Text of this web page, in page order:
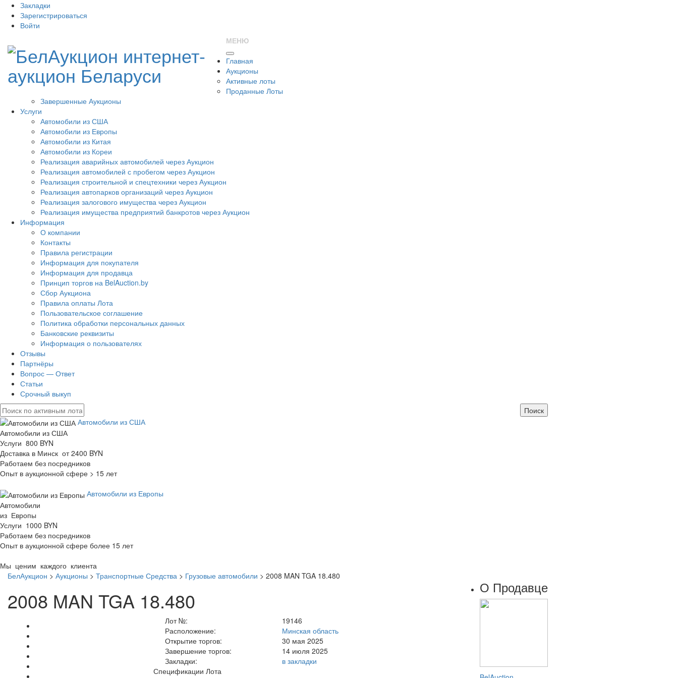
Закладки
Зарегистрироваться
Войти
МЕНЮ
Главная
Аукционы
Активные лоты
Проданные Лоты
Завершенные Аукционы
Услуги
Автомобили из США
Автомобили из Европы
Автомобили из Китая
Автомобили из Кореи
Реализация аварийных автомобилей через Аукцион
Реализация автомобилей с пробегом через Аукцион
Реализация строительной и спецтехники через Аукцион
Реализация автопарков организаций через Аукцион
Реализация залогового имущества через Аукцион
Реализация имущества предприятий банкротов через Аукцион
Информация
О компании
Контакты
Правила регистрации
Информация для покупателя
Информация для продавца
Принцип торгов на BelAuction.by
Сбор Аукциона
Правила оплаты Лота
Пользовательское соглашение
Политика обработки персональных данных
Банковские реквизиты
Информация о пользователях
Отзывы
Партнёры
Вопрос — Ответ
Статьи
Срочный выкуп
Автомобили из США
Автомобили из США
Услуги 800 BYN
Доставка в Минск от 2400 BYN
Работаем без посредников
Опыт в аукционной сфере > 15 лет
Автомобили из Европы
Автомобили
из Европы
Услуги 1000 BYN
Работаем без посредников
Опыт в аукционной сфере более 15 лет
Мы ценим каждого клиента
БелАукцион > Аукционы > Транспортные Средства > Грузовые автомобили > 2008 MAN TGA 18.480
2008 MAN TGA 18.480
Лот №:
19146
Расположение:
Минская область
Открытие торгов:
30 мая 2025
Завершение торгов:
14 июля 2025
Закладки:
в закладки
Спецификации Лота
О Продавце